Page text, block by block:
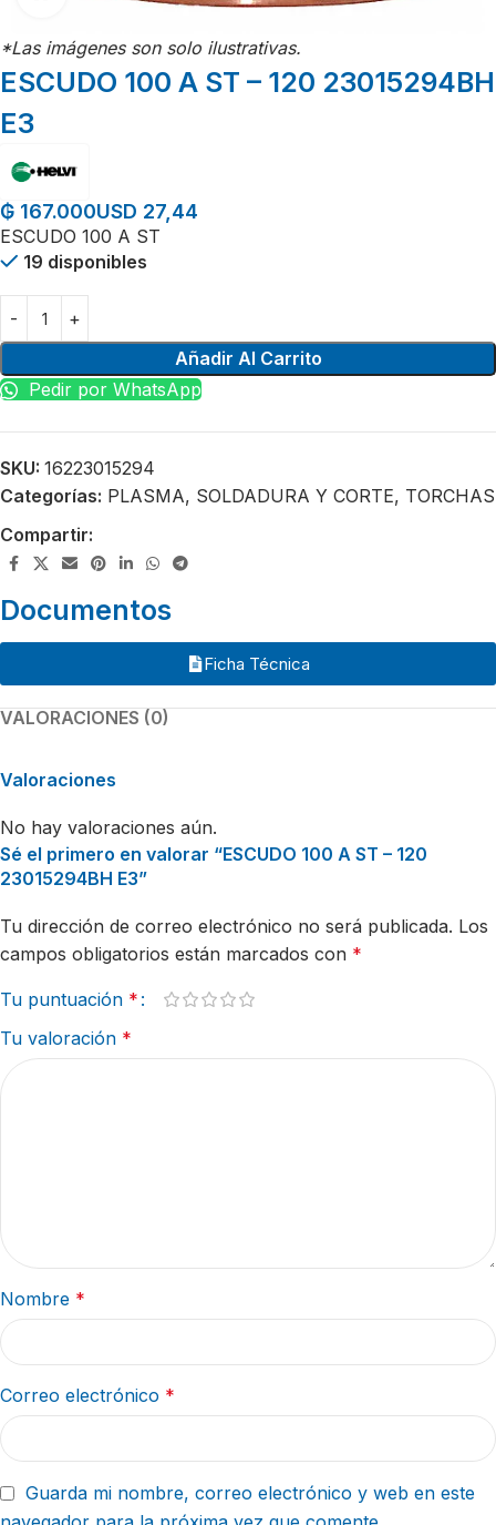
*Las imágenes son solo ilustrativas.
ESCUDO 100 A ST – 120 23015294BH
E3
₲ 167.000USD 27,44
ESCUDO 100 A ST
19 disponibles
Añadir Al Carrito
Pedir por WhatsApp
SKU: 16223015294
Categorías: PLASMA, SOLDADURA Y CORTE, TORCHAS
Compartir:
Documentos
Ficha Técnica
VALORACIONES (0)
Valoraciones
No hay valoraciones aún.
Sé el primero en valorar “ESCUDO 100 A ST – 120
23015294BH E3”
Tu dirección de correo electrónico no será publicada. Los
campos obligatorios están marcados con *
Tu puntuación *
Tu valoración *
Nombre *
Correo electrónico *
Guarda mi nombre, correo electrónico y web en este